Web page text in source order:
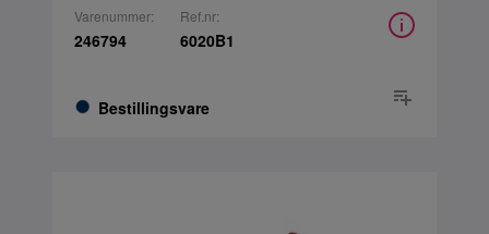
Varenummer:
246794
Bestillingsvare
Ref.nr:
6020B1